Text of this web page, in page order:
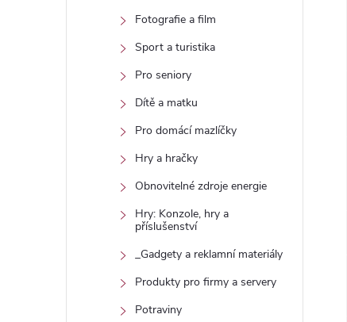
Fotografie a film
Sport a turistika
Pro seniory
Dítě a matku
Pro domácí mazlíčky
Hry a hračky
Obnovitelné zdroje energie
Hry: Konzole, hry a
příslušenství
_Gadgety a reklamní materiály
Produkty pro firmy a servery
Potraviny